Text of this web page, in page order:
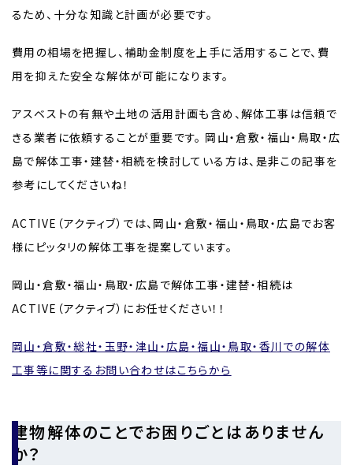
るため、十分な知識と計画が必要です。
費用の相場を把握し、補助金制度を上手に活用することで、費
用を抑えた安全な解体が可能になります。
アスベストの有無や土地の活用計画も含め、解体工事は信頼で
きる業者に依頼することが重要です。 岡山・倉敷・福山・鳥取・広
島で解体工事・建替・相続を検討している方は、是非この記事を
参考にしてくださいね！
ACTIVE（アクティブ）では、岡山・倉敷・福山・鳥取・広島でお客
様にピッタリの解体工事を提案しています。
岡山・倉敷・福山・鳥取・広島で解体工事・建替・相続は
ACTIVE（アクティブ）にお任せください！！
岡山・倉敷・総社・玉野・津山・広島・福山・鳥取・香川での解体
工事等に関するお問い合わせはこちらから
建物解体のことでお困りごとはありません
か？